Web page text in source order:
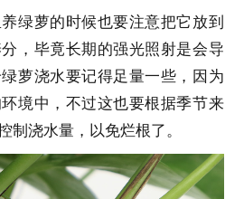
绿萝的时候也要注意把它放到
，毕竟长期的强光照射是会导
萝浇水要记得足量一些，因为
境中，不过这也要根据季节来
制浇水量，以免烂根了。